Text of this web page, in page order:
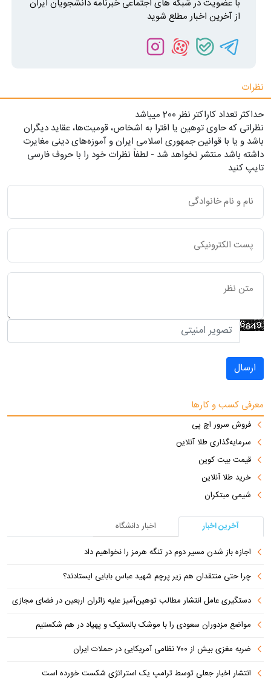
با عضویت در شبکه های اجتماعی خبرنامه دانشجویان ایران
از آخرین اخبار مطلع شوید
نظرات
حداکثر تعداد کاراکتر نظر 200 ميياشد
نظراتی که حاوی توهین یا افترا به اشخاص، قومیت‌ها، عقاید دیگران
باشد و یا با قوانین جمهوری اسلامی ایران و آموزه‌های دینی مغایرت
داشته باشد منتشر نخواهد شد - لطفاً نظرات خود را با حروف فارسی
تایپ کنید
ارسال
معرفی کسب و کارها
فروش سرور اچ پی
سرمایه‌گذاری طلا آنلاین
قیمت بیت کوین
خرید طلا آنلاین
شیمی مبتکران
آخرین اخبار
اخبار دانشگاه
اجازه باز شدن مسیر دوم در تنگه هرمز را نخواهیم داد
چرا حتی منتقدان هم زیر پرچم شهید عباس بابایی ایستادند؟
دستگیری عامل انتشار مطالب توهین‌آمیز علیه زائران اربعین در فضای مجازی
مواضع مزدوران سعودی را با موشک بالستیک و پهپاد در هم شکستیم
ضربه مغزی بیش از ۷۰۰ نظامی آمریکایی در حملات ایران
انتشار اخبار جعلی توسط ترامپ یک استراتژی شکست خورده است